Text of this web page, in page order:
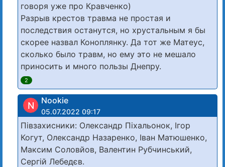
говоря уже про Кравченко)
Разрыв крестов травма не простая и
последствия останутся, но хрустальным я бы
скорее назвал Коноплянку. Да тот же Матеус,
сколько было травм, но ему это не мешало
приносить и много пользы Днепру.
2
N Nookie
05.07.2022 09:17
Півзахисники: Олександр Піхальонок, Ігор
Когут, Олександр Назаренко, Іван Матюшенко,
Максим Соловйов, Валентин Рубчинський,
Сергій Лебедєв.